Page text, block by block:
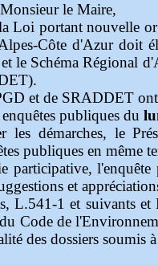
le Maire,
Loi portant nouvelle
Côte d'Azur doit
le Schéma Régional
et de SRADDET
publiques du
les démarches, le
publiques en même
participative,
et
L.541-1 et suivants
Code de
des dossiers soumis